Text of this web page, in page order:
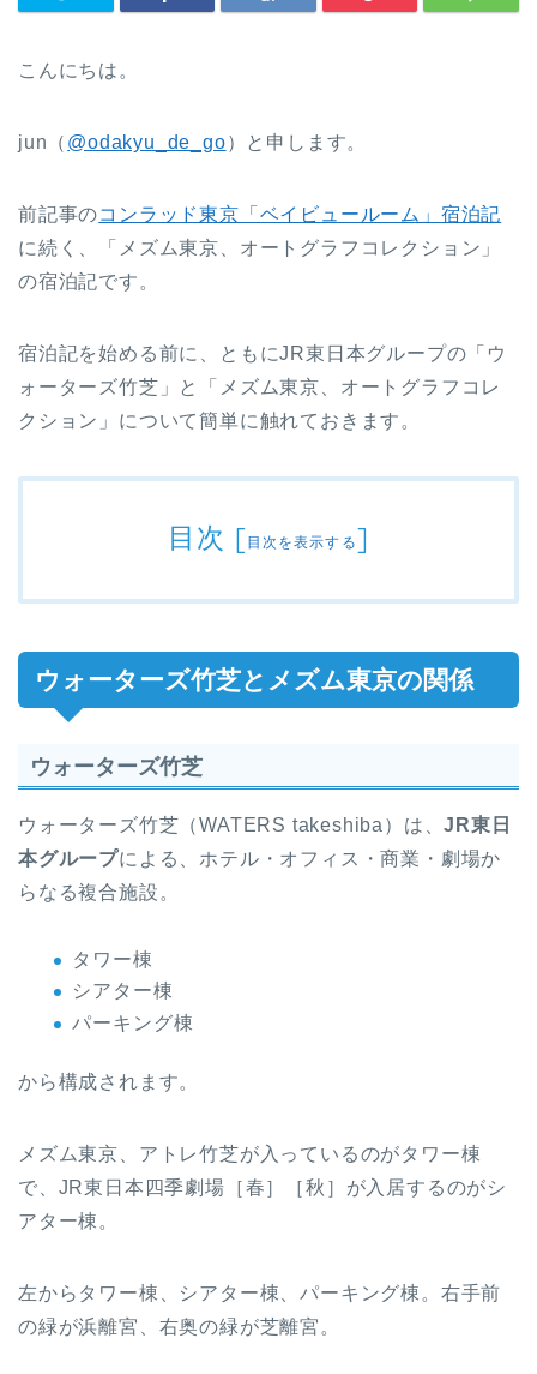
こんにちは。
jun（ @odakyu_de_go）と申します。
前記事のコンラッド東京「ベイビュールーム」宿泊記
に続く、「メズム東京、オートグラフコレクション」
の宿泊記です。
宿泊記を始める前に、ともにJR東日本グループの「ウ
ォーターズ竹芝」と「メズム東京、オートグラフコレ
クション」について簡単に触れておきます。
目次 [目次を表示する]
ウォーターズ竹芝とメズム東京の関係
ウォーターズ竹芝
ウォーターズ竹芝（WATERS takeshiba）は、JR東日
本グループによる、ホテル・オフィス・商業・劇場か
らなる複合施設。
タワー棟
シアター棟
パーキング棟
から構成されます。
メズム東京、アトレ竹芝が入っているのがタワー棟
で、JR東日本四季劇場［春］［秋］が入居するのがシ
アター棟。
左からタワー棟、シアター棟、パーキング棟。右手前
の緑が浜離宮、右奥の緑が芝離宮。